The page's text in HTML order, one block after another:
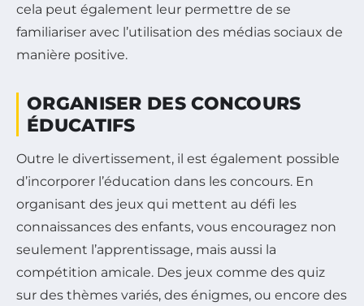
cela peut également leur permettre de se
familiariser avec l’utilisation des médias sociaux de
manière positive.
ORGANISER DES CONCOURS
ÉDUCATIFS
Outre le divertissement, il est également possible
d’incorporer l’éducation dans les concours. En
organisant des jeux qui mettent au défi les
connaissances des enfants, vous encouragez non
seulement l’apprentissage, mais aussi la
compétition amicale. Des jeux comme des quiz
sur des thèmes variés, des énigmes, ou encore des